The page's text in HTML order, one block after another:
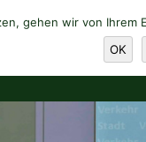
gehen wir von
OK